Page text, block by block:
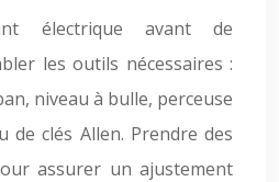
électrique avant de
les outils nécessaires :
niveau à bulle, perceuse
de clés Allen. Prendre des
assurer un ajustement